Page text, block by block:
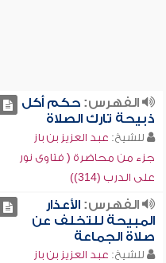
الفهرس:حكم أكل
ذبيحة تارك الصلاة
للشيخ: عبد العزيز بن باز
جزء من محاضرة ( فتاوى نور
على الدرب (314))
الفهرس:الأعذار
المبيحة للتخلف عن
صلاة الجماعة
للشيخ: عبد العزيز بن باز